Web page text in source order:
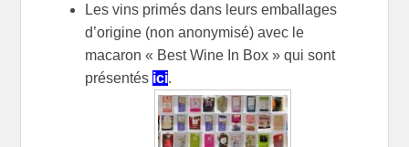
Les vins primés dans leurs emballages
d’origine (non anonymisé) avec le
macaron « Best Wine In Box » qui sont
présentés ici.